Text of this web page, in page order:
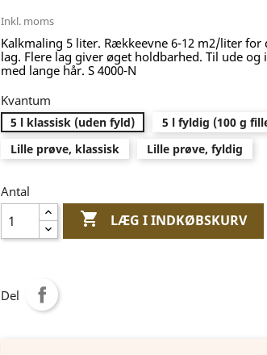
Inkl. moms
Kalkmaling 5 liter. Rækkeevne 6-12 m2/liter for
lag. Flere lag giver øget holdbarhed. Til ude og
med lange hår. S 4000-N
Kvantum
5 l klassisk (uden fyld)
5 l fyldig (100 g
Lille prøve, klassisk
Lille prøve, fyldig
Antal
 LÆG I INDKØBSKURV
Del